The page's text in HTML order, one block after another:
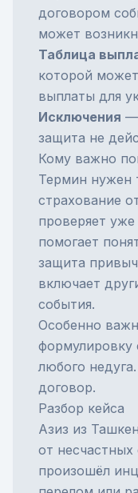
договором
может
Таблица
которой
выплаты для
Исключения —
защита не
Кому важно
Термин нужен
страхование
проверяет
помогает
защита
включает
события.
Особенно
формулировку
любого
договор.
Разбор кейса
Азиз из
от
произошёл